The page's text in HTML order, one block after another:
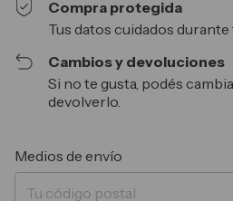
Compra protegida
Tus datos cuidados durante
Cambios y devoluciones
Si no te gusta, podés
devolverlo.
Entregas para el CP:
Medios de envío